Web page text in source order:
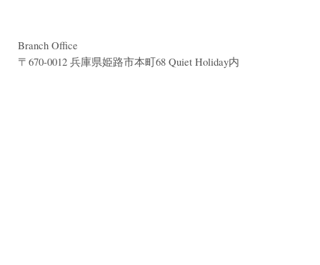
Branch Office
〒670-0012 兵庫県姫路市本町68 Quiet Holiday内